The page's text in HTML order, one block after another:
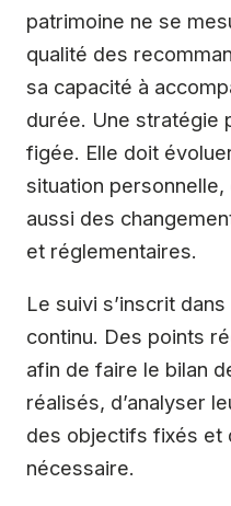
patrimoine ne se
qualité des
sa capacité à
durée. Une stratégie
figée. Elle doit
situation
aussi des
et réglementaires.
Le suivi s’inscrit
continu. Des points
afin de faire le bilan
réalisés, d’analyser
des objectifs fixés et
nécessaire.